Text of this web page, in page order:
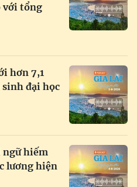
với tổng
hơn 7,1
đại học
ngữ hiếm
lương hiện